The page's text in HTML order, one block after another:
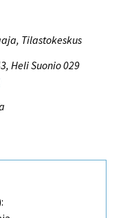
Tilastokeskus
Heli Suonio 029